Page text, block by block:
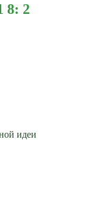
8: 2
идеи